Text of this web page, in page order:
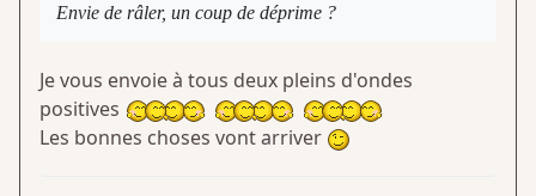
Envie de râler, un coup de déprime ?
Je vous envoie à tous deux pleins d'ondes
positives
Les bonnes choses vont arriver